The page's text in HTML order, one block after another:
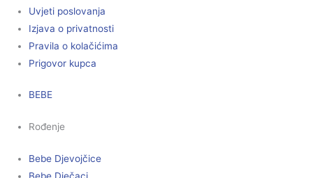
Uvjeti poslovanja
Izjava o privatnosti
Pravila o kolačićima
Prigovor kupca
BEBE
Rođenje
Bebe Djevojčice
Bebe Dječaci